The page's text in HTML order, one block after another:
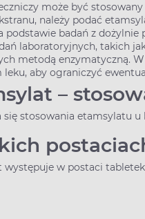
może być stosowany
należy podać
podstawie badań z
laboratoryjnych, takich
metodą enzymatyczną.
leku, aby ograniczyć
–
się stosowania etamsylatu
występuje w postaci